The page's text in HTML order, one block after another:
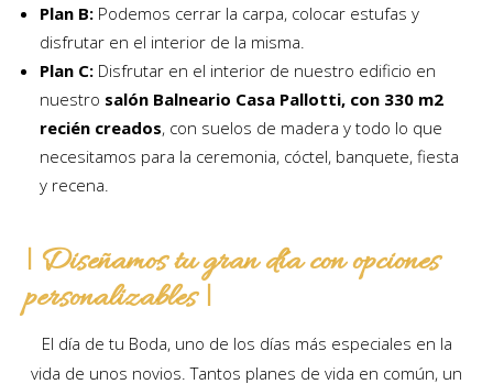
Plan B: Podemos cerrar la carpa, colocar estufas y
disfrutar en el interior de la misma.
Plan C: Disfrutar en el interior de nuestro edificio en
nuestro salón Balneario Casa Pallotti, con 330 m2
recién creados, con suelos de madera y todo lo que
necesitamos para la ceremonia, cóctel, banquete, fiesta
y recena.
| Diseñamos tu gran día con opciones
personalizables |
El día de tu Boda, uno de los días más especiales en la
vida de unos novios. Tantos planes de vida en común, un